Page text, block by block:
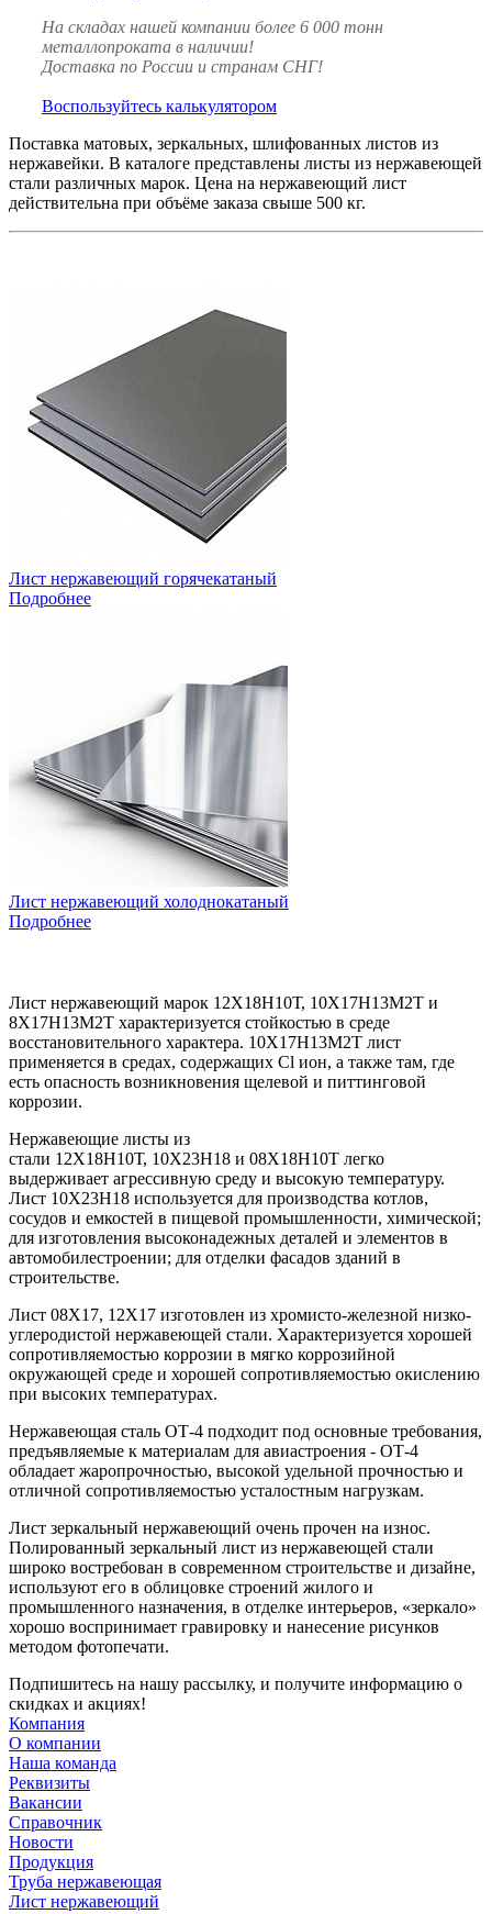
На складах нашей компании более 6 000 тонн
металлопроката в наличии!
Доставка по России и странам СНГ!
Воспользуйтесь калькулятором
Поставка матовых, зеркальных, шлифованных листов из
нержавейки. В каталоге представлены листы из нержавеющей
стали различных марок. Цена на нержавеющий лист
действительна при объёме заказа свыше 500 кг.
Лист нержавеющий горячекатаный
Подробнее
Лист нержавеющий холоднокатаный
Подробнее
Лист нержавеющий марок 12Х18Н10Т, 10Х17Н13М2Т и
8Х17Н13М2Т характеризуется стойкостью в среде
восстановительного характера. 10Х17Н13М2Т лист
применяется в средах, содержащих Cl ион, а также там, где
есть опасность возникновения щелевой и питтинговой
коррозии.
Нержавеющие листы из
стали 12Х18Н10Т, 10Х23Н18 и 08Х18Н10Т легко
выдерживает агрессивную среду и высокую температуру.
Лист 10Х23Н18 используется для производства котлов,
сосудов и емкостей в пищевой промышленности, химической;
для изготовления высоконадежных деталей и элементов в
автомобилестроении; для отделки фасадов зданий в
строительстве.
Лист 08Х17, 12Х17 изготовлен из хромисто-железной низко-
углеродистой нержавеющей стали. Характеризуется хорошей
сопротивляемостью коррозии в мягко коррозийной
окружающей среде и хорошей сопротивляемостью окислению
при высоких температурах.
Нержавеющая сталь ОТ-4 подходит под основные требования,
предъявляемые к материалам для авиастроения - ОТ-4
обладает жаропрочностью, высокой удельной прочностью и
отличной сопротивляемостью усталостным нагрузкам.
Лист зеркальный нержавеющий очень прочен на износ.
Полированный зеркальный лист из нержавеющей стали
широко востребован в современном строительстве и дизайне,
используют его в облицовке строений жилого и
промышленного назначения, в отделке интерьеров, «зеркало»
хорошо воспринимает гравировку и нанесение рисунков
методом фотопечати.
Подпишитесь на нашу рассылку, и получите информацию о
скидках и акциях!
Компания
О компании
Наша команда
Реквизиты
Вакансии
Справочник
Новости
Продукция
Труба нержавеющая
Лист нержавеющий